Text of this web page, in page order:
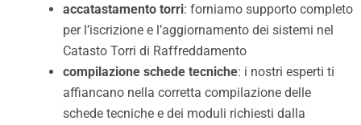
accatastamento torri: forniamo supporto completo
per l’iscrizione e l’aggiornamento dei sistemi nel
Catasto Torri di Raffreddamento
compilazione schede tecniche: i nostri esperti ti
affiancano nella corretta compilazione delle
schede tecniche e dei moduli richiesti dalla